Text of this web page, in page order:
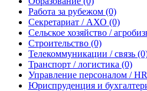
Работа за рубежом (0)
Секретариат / АХО (0)
Сельское хозяйство /
Строительство (0)
Телекоммуникации / связь
Транспорт / логистика (0)
Управление персоналом / HR
Юриспруденция и